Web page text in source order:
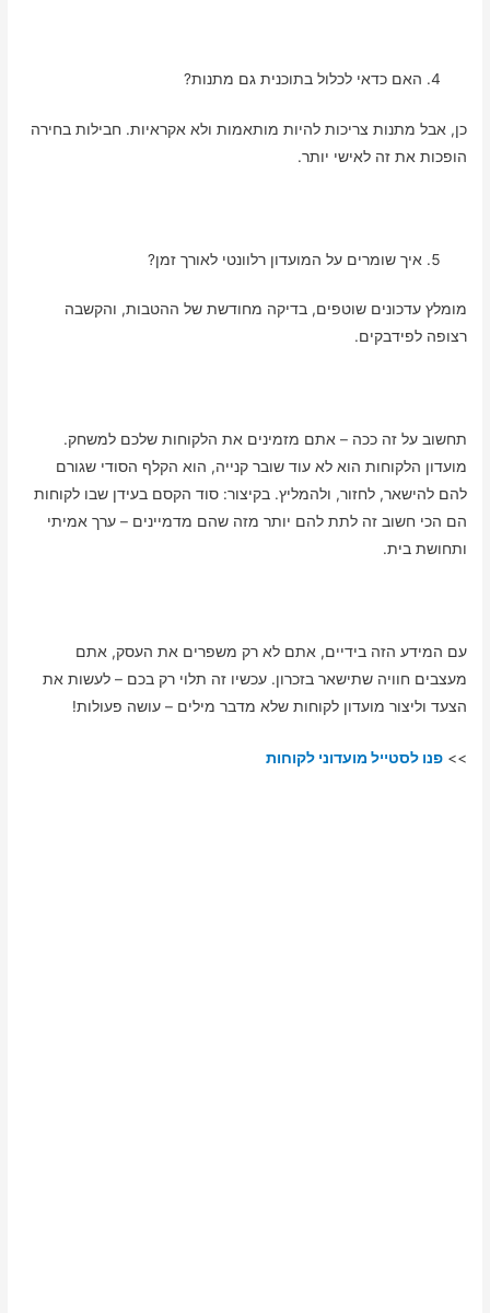
האם כדאי לכלול בתוכנית גם מתנות?
כן, אבל מתנות צריכות להיות מותאמות ולא אקראיות. חבילות בחירה
הופכות את זה לאישי יותר.
איך שומרים על המועדון רלוונטי לאורך זמן?
מומלץ עדכונים שוטפים, בדיקה מחודשת של ההטבות, והקשבה
רצופה לפידבקים.
תחשוב על זה ככה – אתם מזמינים את הלקוחות שלכם למשחק.
מועדון הלקוחות הוא לא עוד שובר קנייה, הוא הקלף הסודי שגורם
להם להישאר, לחזור, ולהמליץ. בקיצור: סוד הקסם בעידן שבו לקוחות
הם הכי חשוב זה לתת להם יותר מזה שהם מדמיינים – ערך אמיתי
ותחושת בית.
עם המידע הזה בידיים, אתם לא רק משפרים את העסק, אתם
מעצבים חוויה שתישאר בזכרון. עכשיו זה תלוי רק בכם – לעשות את
הצעד וליצור מועדון לקוחות שלא מדבר מילים – עושה פעולות!
>>פנו לסטייל מועדוני לקוחות